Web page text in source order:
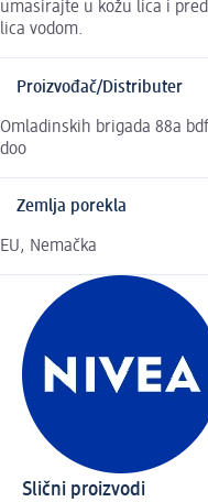
umasirajte u kožu lica i
lica vodom.
Proizvođač/Distributer
Omladinskih brigada 88a
doo
Zemlja porekla
EU, Nemačka
Slični proizvodi